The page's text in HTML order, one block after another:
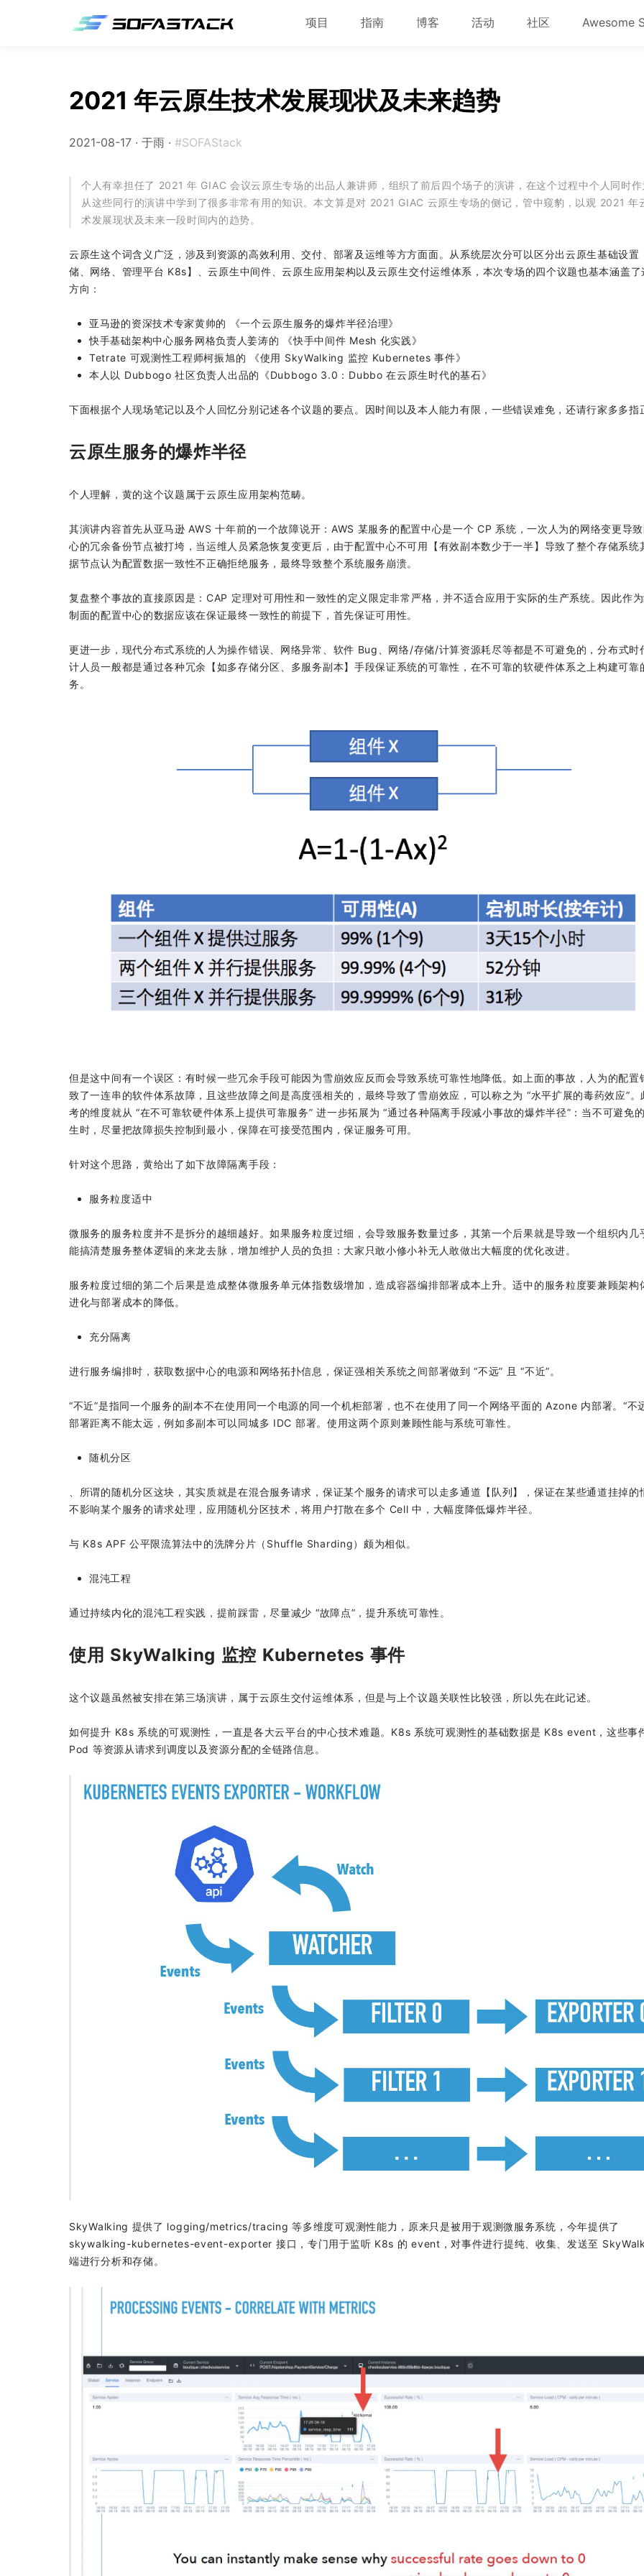
项目 指南 博客 活动 社区 Awesome
2021 年云原生技术发展现状及未来趋势
2021-08-17 · 于雨 · #SOFAStack
个人有幸担任了 2021 年 GIAC 会议云原生专场的出品人兼讲师，组织了前后四个场子的演讲，在这个过程中个人同时作
从这些同行的演讲中学到了很多非常有用的知识。本文算是对 2021 GIAC 云原生专场的侧记，管中窥豹，以观 2021 年
术发展现状及未来一段时间内的趋势。
云原生这个词含义广泛，涉及到资源的高效利用、交付、部署及运维等方方面面。从系统层次分可以区分出云原生基础设置
储、网络、管理平台 K8s】、云原生中间件、云原生应用架构以及云原生交付运维体系，本次专场的四个议题也基本涵盖了
方向：
亚马逊的资深技术专家黄帅的 《一个云原生服务的爆炸半径治理》
快手基础架构中心服务网格负责人姜涛的 《快手中间件 Mesh 化实践》
Tetrate 可观测性工程师柯振旭的 《使用 SkyWalking 监控 Kubernetes 事件》
本人以 Dubbogo 社区负责人出品的《Dubbogo 3.0：Dubbo 在云原生时代的基石》
下面根据个人现场笔记以及个人回忆分别记述各个议题的要点。因时间以及本人能力有限，一些错误难免，还请行家多多指
云原生服务的爆炸半径
个人理解，黄的这个议题属于云原生应用架构范畴。
其演讲内容首先从亚马逊 AWS 十年前的一个故障说开：AWS 某服务的配置中心是一个 CP 系统，一次人为的网络变更导
心的冗余备份节点被打垮，当运维人员紧急恢复变更后，由于配置中心不可用【有效副本数少于一半】导致了整个存储系统
据节点认为配置数据一致性不正确拒绝服务，最终导致整个系统服务崩溃。
复盘整个事故的直接原因是：CAP 定理对可用性和一致性的定义限定非常严格，并不适合应用于实际的生产系统。因此作
制面的配置中心的数据应该在保证最终一致性的前提下，首先保证可用性。
更进一步，现代分布式系统的人为操作错误、网络异常、软件 Bug、网络/存储/计算资源耗尽等都是不可避免的，分布式时
计人员一般都是通过各种冗余【如多存储分区、多服务副本】手段保证系统的可靠性，在不可靠的软硬件体系之上构建可靠
务。
但是这中间有一个误区：有时候一些冗余手段可能因为雪崩效应反而会导致系统可靠性地降低。如上面的事故，人为的配置
致了一连串的软件体系故障，且这些故障之间是高度强相关的，最终导致了雪崩效应，可以称之为 “水平扩展的毒药效应”。
考的维度就从 “在不可靠软硬件体系上提供可靠服务” 进一步拓展为 “通过各种隔离手段减小事故的爆炸半径”：当不可避免
生时，尽量把故障损失控制到最小，保障在可接受范围内，保证服务可用。
针对这个思路，黄给出了如下故障隔离手段：
服务粒度适中
微服务的服务粒度并不是拆分的越细越好。如果服务粒度过细，会导致服务数量过多，其第一个后果就是导致一个组织内几
能搞清楚服务整体逻辑的来龙去脉，增加维护人员的负担：大家只敢小修小补无人敢做出大幅度的优化改进。
服务粒度过细的第二个后果是造成整体微服务单元体指数级增加，造成容器编排部署成本上升。适中的服务粒度要兼顾架构
进化与部署成本的降低。
充分隔离
进行服务编排时，获取数据中心的电源和网络拓扑信息，保证强相关系统之间部署做到 “不远” 且 “不近”。
“不近”是指同一个服务的副本不在使用同一个电源的同一个机柜部署，也不在使用了同一个网络平面的 Azone 内部署。“不
部署距离不能太远，例如多副本可以同城多 IDC 部署。使用这两个原则兼顾性能与系统可靠性。
随机分区
、所谓的随机分区这块，其实质就是在混合服务请求，保证某个服务的请求可以走多通道【队列】，保证在某些通道挂掉的
不影响某个服务的请求处理，应用随机分区技术，将用户打散在多个 Cell 中，大幅度降低爆炸半径。
与 K8s APF 公平限流算法中的洗牌分片（Shuffle Sharding）颇为相似。
混沌工程
通过持续内化的混沌工程实践，提前踩雷，尽量减少 “故障点”，提升系统可靠性。
使用 SkyWalking 监控 Kubernetes 事件
这个议题虽然被安排在第三场演讲，属于云原生交付运维体系，但是与上个议题关联性比较强，所以先在此记述。
如何提升 K8s 系统的可观测性，一直是各大云平台的中心技术难题。K8s 系统可观测性的基础数据是 K8s event，这些事
Pod 等资源从请求到调度以及资源分配的全链路信息。
SkyWalking 提供了 logging/metrics/tracing 等多维度可观测性能力，原来只是被用于观测微服务系统，今年提供了
skywalking-kubernetes-event-exporter 接口，专门用于监听 K8s 的 event，对事件进行提纯、收集、发送至
端进行分析和存储。